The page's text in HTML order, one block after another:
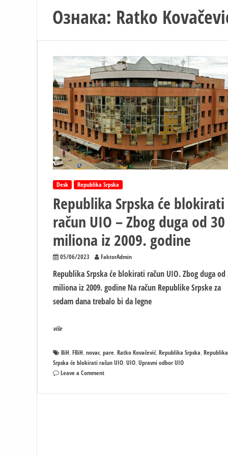
Ознака: Ratko
Desk Republika Srpska
Republika Srpska će blokirati
račun UIO – Zbog duga od 30
miliona iz 2009. godine
05/06/2023 FaktorAdmin
Republika Srpska će blokirati račun UIO. Zbog duga od
miliona iz 2009. godine Na račun Republike Srpske za
sedam dana trebalo bi da legne
više
BiH, FBiH, novac, pare, Ratko Kovačević, Republika Srpska, Republika
Srpska će blokirati račun UIO, UIO, Upravni odbor UIO
Leave a Commenton
Srpska